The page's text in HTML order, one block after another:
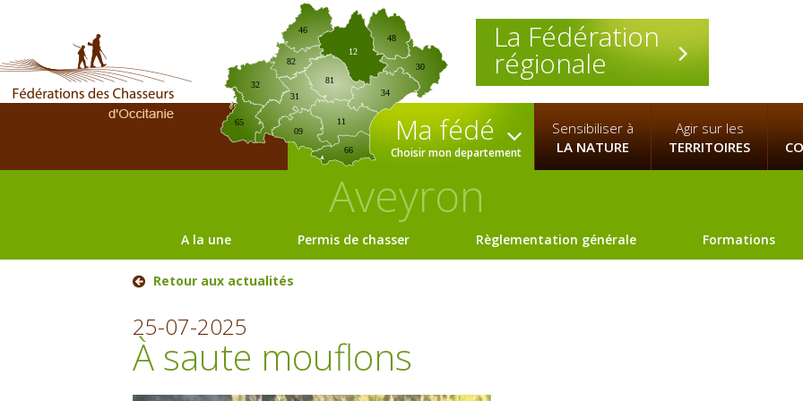
La Fédération
régionale
09
12
30
31
32
34
46
65
66
81
82
11
48
Ma fédé
Choisir mon departement
Sensibiliser à
LA NATURE
Agir sur les
TERRITOIRES
Aveyron
A la une Permis de chasser Règlementation générale Formations
Retour aux actualités
25-07-2025
À saute mouflons